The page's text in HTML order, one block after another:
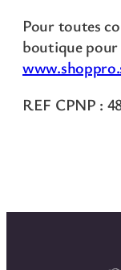
Pour toutes
boutique pour
REF CPNP :